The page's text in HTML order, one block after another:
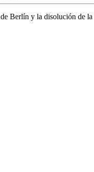
Berlín y la disolución de